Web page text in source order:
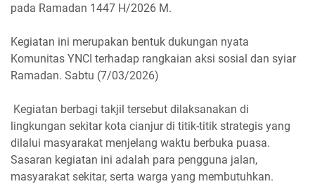
pada Ramadan 1447 H/2026 M.
Kegiatan ini merupakan bentuk dukungan nyata
Komunitas YNCI terhadap rangkaian aksi sosial dan syiar
Ramadan. Sabtu (7/03/2026)
Kegiatan berbagi takjil tersebut dilaksanakan di
lingkungan sekitar kota cianjur di titik-titik strategis yang
dilalui masyarakat menjelang waktu berbuka puasa.
Sasaran kegiatan ini adalah para pengguna jalan,
masyarakat sekitar, serta warga yang membutuhkan.